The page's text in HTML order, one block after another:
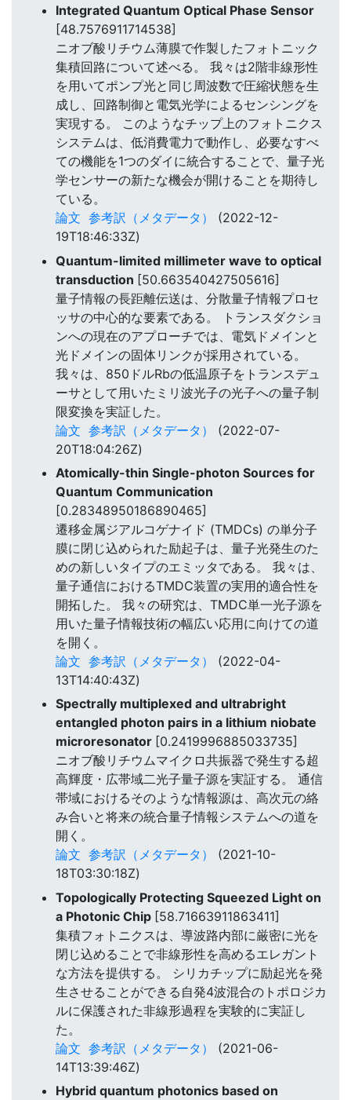
Integrated Quantum Optical Phase Sensor
[48.7576911714538]
ニオブ酸リチウム薄膜で作製したフォトニック
集積回路について述べる。 我々は2階非線形性
を用いてポンプ光と同じ周波数で圧縮状態を生
成し、回路制御と電気光学によるセンシングを
実現する。 このようなチップ上のフォトニクス
システムは、低消費電力で動作し、必要なすべ
ての機能を1つのダイに統合することで、量子光
学センサーの新たな機会が開けることを期待し
ている。
論文 参考訳（メタデータ）
(2022-12-
19T18:46:33Z)
Quantum-limited millimeter wave to optical
transduction [50.663540427505616]
量子情報の長距離伝送は、分散量子情報プロセ
ッサの中心的な要素である。 トランスダクショ
ンへの現在のアプローチでは、電気ドメインと
光ドメインの固体リンクが採用されている。
我々は、850ドルRbの低温原子をトランスデュ
ーサとして用いたミリ波光子の光子への量子制
限変換を実証した。
論文 参考訳（メタデータ）
(2022-07-
20T18:04:26Z)
Atomically-thin Single-photon Sources for
Quantum Communication
[0.28348950186890465]
遷移金属ジアルコゲナイド (TMDCs) の単分子
膜に閉じ込められた励起子は、量子光発生のた
めの新しいタイプのエミッタである。 我々は、
量子通信におけるTMDC装置の実用的適合性を
開拓した。 我々の研究は、TMDC単一光子源を
用いた量子情報技術の幅広い応用に向けての道
を開く。
論文 参考訳（メタデータ）
(2022-04-
13T14:40:43Z)
Spectrally multiplexed and ultrabright
entangled photon pairs in a lithium niobate
microresonator [0.2419996885033735]
ニオブ酸リチウムマイクロ共振器で発生する超
高輝度・広帯域二光子量子源を実証する。 通信
帯域におけるそのような情報源は、高次元の絡
み合いと将来の統合量子情報システムへの道を
開く。
論文 参考訳（メタデータ）
(2021-10-
18T03:30:18Z)
Topologically Protecting Squeezed Light on
a Photonic Chip [58.71663911863411]
集積フォトニクスは、導波路内部に厳密に光を
閉じ込めることで非線形性を高めるエレガント
な方法を提供する。 シリカチップに励起光を発
生させることができる自発4波混合のトポロジカ
ルに保護された非線形過程を実験的に実証し
た。
論文 参考訳（メタデータ）
(2021-06-
14T13:39:46Z)
Hybrid quantum photonics based on